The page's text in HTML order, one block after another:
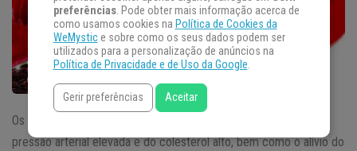
Os benefícios para a saúde do chá de Hibisco incluem alívio da
pressão arterial elevada e do colesterol alto, bem como o alívio do
preferências. Pode obter mais informação acerca de
como usamos cookies na Política de Cookies da
WeMystice sobre como os seus dados podem ser
utilizados para a personalização de anúncios na
Política de Privacidade e de Uso da Google.
Gerir preferências Aceitar